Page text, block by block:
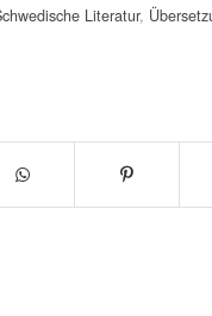
Literatur,